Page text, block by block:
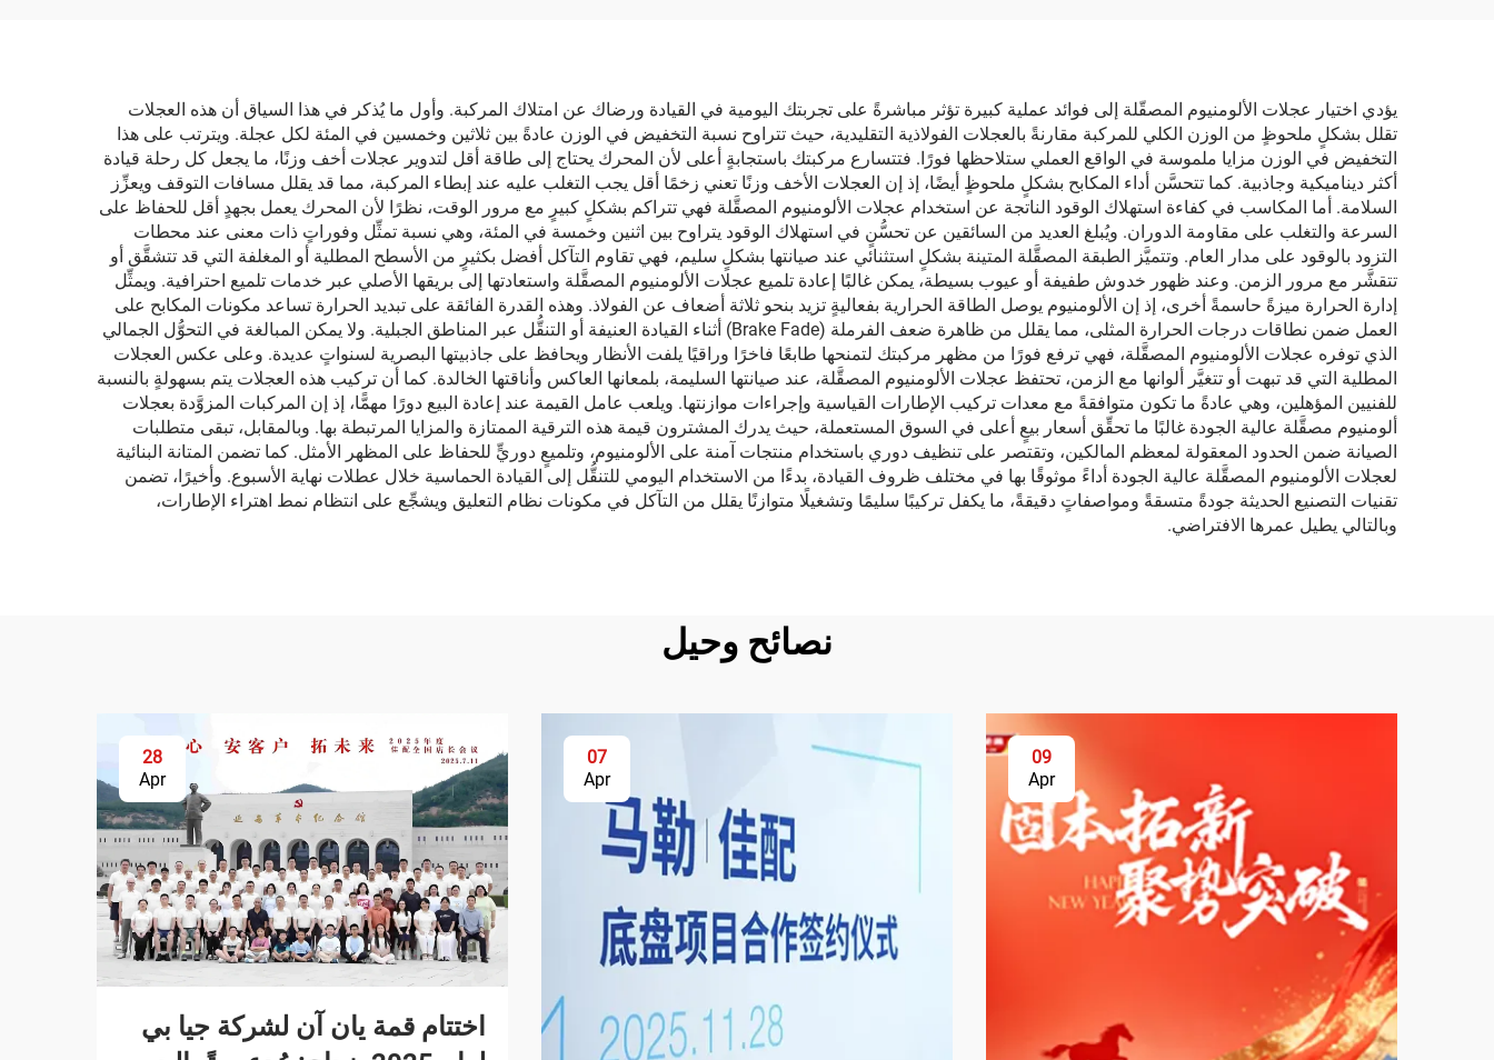
وصيانة الأساطيل
يؤدي اختيار عجلات الألومنيوم المصقّلة إلى فوائد عملية كبيرة تؤثر مباشرةً على تجربتك اليومية في القيادة ورضاك عن امتلاك المركبة. وأول ما يُذكر في هذا السياق أن هذه العجلات
تقلل بشكلٍ ملحوظٍ من الوزن الكلي للمركبة مقارنةً بالعجلات الفولاذية التقليدية، حيث تتراوح نسبة التخفيض في الوزن عادةً بين ثلاثين وخمسين في المئة لكل عجلة. ويترتب على هذا
التخفيض في الوزن مزايا ملموسة في الواقع العملي ستلاحظها فورًا. فتتسارع مركبتك باستجابةٍ أعلى لأن المحرك يحتاج إلى طاقة أقل لتدوير عجلات أخف وزنًا، ما يجعل كل رحلة قيادة
أكثر ديناميكية وجاذبية. كما تتحسَّن أداء المكابح بشكلٍ ملحوظٍ أيضًا، إذ إن العجلات الأخف وزنًا تعني زخمًا أقل يجب التغلب عليه عند إبطاء المركبة، مما قد يقلل مسافات التوقف ويعزِّز
السلامة. أما المكاسب في كفاءة استهلاك الوقود الناتجة عن استخدام عجلات الألومنيوم المصقَّلة فهي تتراكم بشكلٍ كبيرٍ مع مرور الوقت، نظرًا لأن المحرك يعمل بجهدٍ أقل للحفاظ على
السرعة والتغلب على مقاومة الدوران. ويُبلغ العديد من السائقين عن تحسُّنٍ في استهلاك الوقود يتراوح بين اثنين وخمسة في المئة، وهي نسبة تمثِّل وفوراتٍ ذات معنى عند محطات
التزود بالوقود على مدار العام. وتتميَّز الطبقة المصقَّلة المتينة بشكلٍ استثنائي عند صيانتها بشكلٍ سليم، فهي تقاوم التآكل أفضل بكثيرٍ من الأسطح المطلية أو المغلفة التي قد تتشقَّق أو
تتقشَّر مع مرور الزمن. وعند ظهور خدوش طفيفة أو عيوب بسيطة، يمكن غالبًا إعادة تلميع عجلات الألومنيوم المصقَّلة واستعادتها إلى بريقها الأصلي عبر خدمات تلميع احترافية. ويمثِّل
إدارة الحرارة ميزةً حاسمةً أخرى، إذ إن الألومنيوم يوصل الطاقة الحرارية بفعاليةٍ تزيد بنحو ثلاثة أضعاف عن الفولاذ. وهذه القدرة الفائقة على تبديد الحرارة تساعد مكونات المكابح على
العمل ضمن نطاقات درجات الحرارة المثلى، مما يقلل من ظاهرة ضعف الفرملة (Brake Fade) أثناء القيادة العنيفة أو التنقُّل عبر المناطق الجبلية. ولا يمكن المبالغة في التحوُّل الجمالي
الذي توفره عجلات الألومنيوم المصقَّلة، فهي ترفع فورًا من مظهر مركبتك لتمنحها طابعًا فاخرًا وراقيًا يلفت الأنظار ويحافظ على جاذبيتها البصرية لسنواتٍ عديدة. وعلى عكس العجلات
المطلية التي قد تبهت أو تتغيَّر ألوانها مع الزمن، تحتفظ عجلات الألومنيوم المصقَّلة، عند صيانتها السليمة، بلمعانها العاكس وأناقتها الخالدة. كما أن تركيب هذه العجلات يتم بسهولةٍ بالنسبة
للفنيين المؤهلين، وهي عادةً ما تكون متوافقةً مع معدات تركيب الإطارات القياسية وإجراءات موازنتها. ويلعب عامل القيمة عند إعادة البيع دورًا مهمًّا، إذ إن المركبات المزوَّدة بعجلات
ألومنيوم مصقَّلة عالية الجودة غالبًا ما تحقِّق أسعار بيعٍ أعلى في السوق المستعملة، حيث يدرك المشترون قيمة هذه الترقية الممتازة والمزايا المرتبطة بها. وبالمقابل، تبقى متطلبات
الصيانة ضمن الحدود المعقولة لمعظم المالكين، وتقتصر على تنظيف دوري باستخدام منتجات آمنة على الألومنيوم، وتلميعٍ دوريٍّ للحفاظ على المظهر الأمثل. كما تضمن المتانة البنائية
لعجلات الألومنيوم المصقَّلة عالية الجودة أداءً موثوقًا بها في مختلف ظروف القيادة، بدءًا من الاستخدام اليومي للتنقُّل إلى القيادة الحماسية خلال عطلات نهاية الأسبوع. وأخيرًا، تضمن
تقنيات التصنيع الحديثة جودةً متسقةً ومواصفاتٍ دقيقةً، ما يكفل تركيبًا سليمًا وتشغيلًا متوازنًا يقلل من التآكل في مكونات نظام التعليق ويشجِّع على انتظام نمط اهتراء الإطارات،
وبالتالي يطيل عمرها الافتراضي.
نصائح وحيل
09
Apr
07
Apr
28
Apr
اختتام قمة يان آن لشركة جيا بي